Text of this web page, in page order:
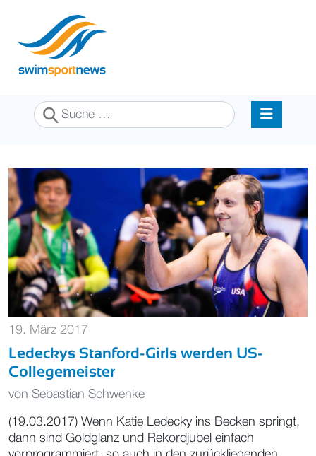
Suchen
19. März 2017
Ledeckys Stanford-Girls werden US-
Collegemeister
von Sebastian Schwenke
(19.03.2017) Wenn Katie Ledecky ins Becken springt,
dann sind Goldglanz und Rekordjubel einfach